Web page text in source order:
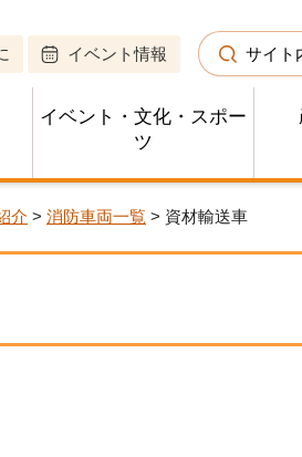
イベント情報 サイト
イベント・文化・スポー
ツ
介 > 消防車両一覧 > 資材輸送車